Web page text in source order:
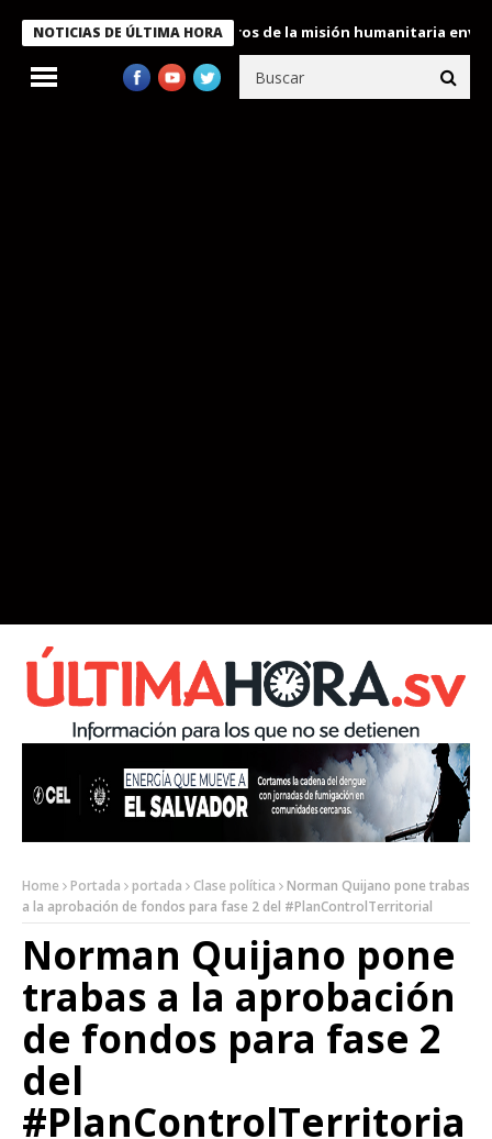
NOTICIAS DE ÚLTIMA HORA
condecora a miembros de la misión humanitaria enviada a
Home Portada portada Clase política
Norman Quijano pone trabas
a la aprobación de fondos para fase 2 del #PlanControlTerritorial
Norman Quijano pone
trabas a la aprobación
de fondos para fase 2
del
#PlanControlTerritoria